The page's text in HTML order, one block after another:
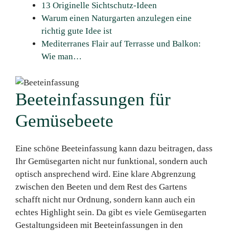
13 Originelle Sichtschutz-Ideen
Warum einen Naturgarten anzulegen eine
richtig gute Idee ist
Mediterranes Flair auf Terrasse und Balkon:
Wie man…
Beeteinfassungen für
Gemüsebeete
Eine schöne Beeteinfassung kann dazu beitragen, dass
Ihr Gemüsegarten nicht nur funktional, sondern auch
optisch ansprechend wird. Eine klare Abgrenzung
zwischen den Beeten und dem Rest des Gartens
schafft nicht nur Ordnung, sondern kann auch ein
echtes Highlight sein. Da gibt es viele Gemüsegarten
Gestaltungsideen mit Beeteinfassungen in den